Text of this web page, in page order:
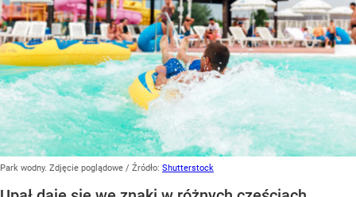
Park wodny. Zdjęcie poglądowe / Źródło: Shutterstock